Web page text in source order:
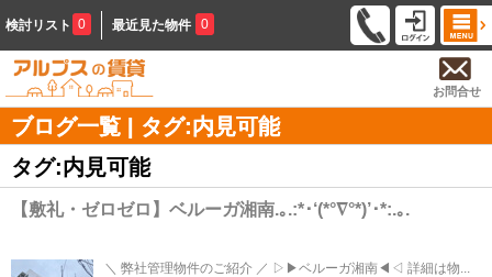
検討リスト 0 最近見た物件 0
お問合せ
ブログ一覧 | タグ:内見可能
タグ:内見可能
【敷礼・ゼロゼロ】ベルーガ湘南.｡.:*･‘(*°∇°*)’･*:.｡.
＼ 弊社管理物件のご紹介 ／ ▷▶ベルーガ湘南◀◁ 詳細は物...